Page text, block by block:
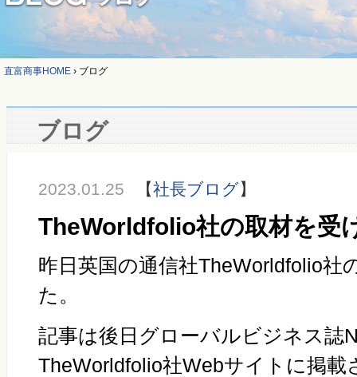
直富商事HOME › ブログ
ブログ
2023.01.25 【社長ブログ】
TheWorldfolio社の取材を受
昨日英国の通信社TheWorldfolio社
た。
記事は後日グローバルビジネス誌
TheWorldfolio社Webサイトに掲載